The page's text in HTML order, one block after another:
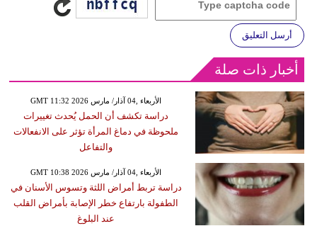
أرسل التعليق
أخبار ذات صلة
GMT 11:32 2026 الأربعاء ,04 آذار/ مارس
دراسة تكشف أن الحمل يُحدث تغييرات
ملحوظة في دماغ المرأة تؤثر على الانفعالات
والتفاعل
GMT 10:38 2026 الأربعاء ,04 آذار/ مارس
دراسة تربط أمراض اللثة وتسوس الأسنان في
الطفولة بارتفاع خطر الإصابة بأمراض القلب
عند البلوغ